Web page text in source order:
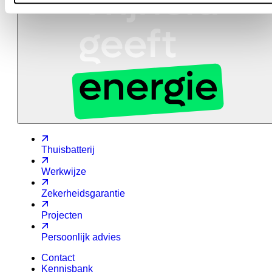
Thuisbatterij
Werkwijze
Zekerheidsgarantie
Projecten
Persoonlijk advies
Contact
Kennisbank